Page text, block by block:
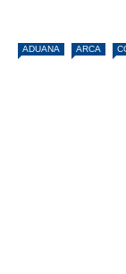
ADUANA ARCA